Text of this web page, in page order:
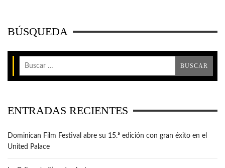
BÚSQUEDA
ENTRADAS RECIENTES
Dominican Film Festival abre su 15.ª edición con gran éxito en el
United Palace